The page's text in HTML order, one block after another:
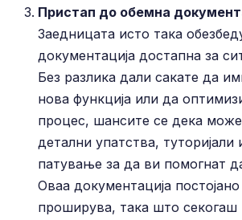
Пристап до обемна
Заедницата исто така
документација достапна за
Без разлика дали сакате да
нова функција или да
процес, шансите се дека
детални упатства, туторијали
патување за да ви помогнат
Оваа документација
проширува, така што секогаш